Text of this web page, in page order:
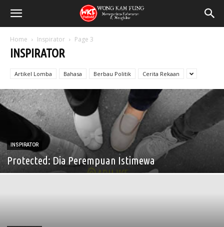
Home Inspirator Page 3
INSPIRATOR
Artikel Lomba Bahasa Berbau Politik Cerita Rekaan
INSPIRATOR
Protected: Dia Perempuan Istimewa